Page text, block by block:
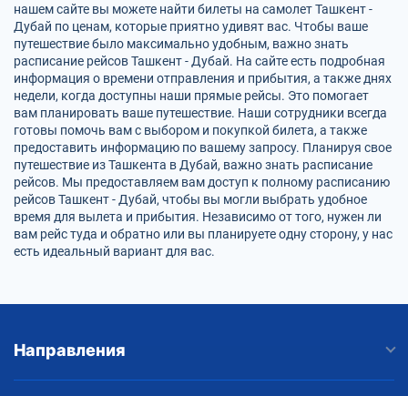
нашем сайте вы можете найти билеты на самолет Ташкент -
Дубай по ценам, которые приятно удивят вас. Чтобы ваше
путешествие было максимально удобным, важно знать
расписание рейсов Ташкент - Дубай. На сайте есть подробная
информация о времени отправления и прибытия, а также днях
недели, когда доступны наши прямые рейсы. Это помогает
вам планировать ваше путешествие. Наши сотрудники всегда
готовы помочь вам с выбором и покупкой билета, а также
предоставить информацию по вашему запросу. Планируя свое
путешествие из Ташкента в Дубай, важно знать расписание
рейсов. Мы предоставляем вам доступ к полному расписанию
рейсов Ташкент - Дубай, чтобы вы могли выбрать удобное
время для вылета и прибытия. Независимо от того, нужен ли
вам рейс туда и обратно или вы планируете одну сторону, у нас
есть идеальный вариант для вас.
Направления